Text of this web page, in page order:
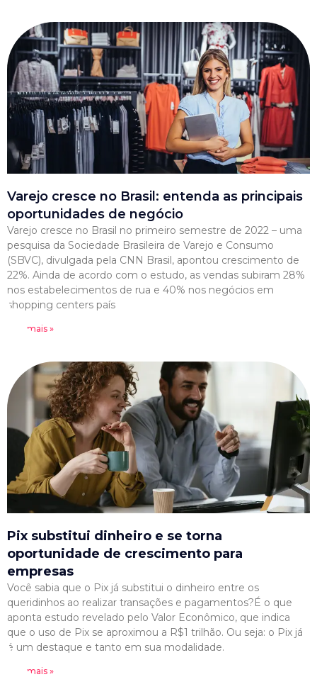
Varejo cresce no Brasil: entenda as principais
oportunidades de negócio
Varejo cresce no Brasil no primeiro semestre de 2022 – uma
pesquisa da Sociedade Brasileira de Varejo e Consumo
(SBVC), divulgada pela CNN Brasil, apontou crescimento de
22%. Ainda de acordo com o estudo, as vendas subiram 28%
nos estabelecimentos de rua e 40% nos negócios em
shopping centers país
Leia mais »
Pix substitui dinheiro e se torna
oportunidade de crescimento para
empresas
Você sabia que o Pix já substitui o dinheiro entre os
queridinhos ao realizar transações e pagamentos?É o que
aponta estudo revelado pelo Valor Econômico, que indica
que o uso de Pix se aproximou a R$1 trilhão. Ou seja: o Pix já
é um destaque e tanto em sua modalidade.
Leia mais »